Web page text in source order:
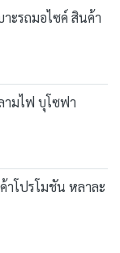
าะรถมอไซค์ สินค้า
ามไฟ บุโซฟา
าโปรโมชัน หลาละ